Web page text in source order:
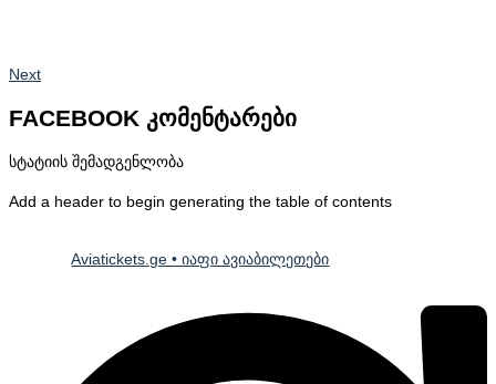
Next
FACEBOOK კომენტარები
სტატიის შემადგენლობა
Add a header to begin generating the table of contents
Aviatickets.ge • იაფი ავიაბილეთები